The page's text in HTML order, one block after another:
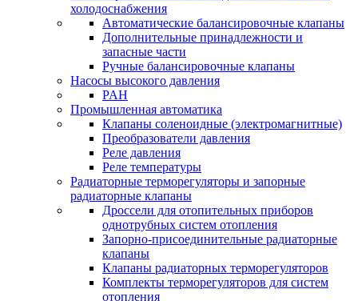
холодоснабжения
Автоматические балансировочные клапаны
Дополнительные принадлежности и
запасные части
Ручные балансировочные клапаны
Насосы высокого давления
PAH
Промышленная автоматика
Клапаны соленоидные (электромагнитные)
Преобразователи давления
Реле давления
Реле температуры
Радиаторные терморегуляторы и запорные
радиаторные клапаны
Дроссели для отопительных приборов
однотрубных систем отопления
Запорно-присоединительные радиаторные
клапаны
Клапаны радиаторных терморегуляторов
Комплекты терморегуляторов для систем
отопления